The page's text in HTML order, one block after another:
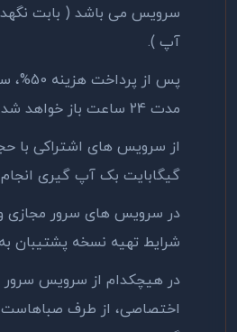
سرویس می باشد ( بابت
آپ ).
پس از
مدت 24 ساعت باز خواهد شد.
گیگابایت بک آپ گیری
در سرویس های سرور مجازی
شرایط تهیه نسخه پشتیبان
در هیچکدام از سرویس سرور
اختصاصی، از طرف